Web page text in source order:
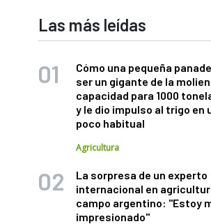
Las más leídas
Cómo una pequeña
ser un gigante de la
capacidad para 1000
y le dio impulso al trigo en
poco habitual
Agricultura
La sorpresa de un experto
internacional en
campo argentino: "Estoy
impresionado"